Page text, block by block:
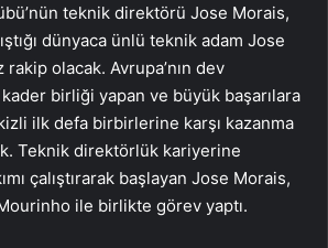
teknik direktörü Jose Morais,
dünyaca ünlü teknik adam Jose
rakip olacak. Avrupa’nın dev
birliği yapan ve büyük başarılara
ilk defa birbirlerine karşı kazanma
Teknik direktörlük kariyerine
çalıştırarak başlayan Jose Morais,
ile birlikte görev yaptı.